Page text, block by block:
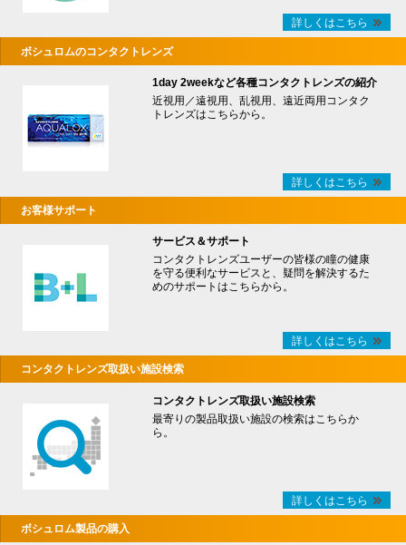
詳しくはこちら
ボシュロムのコンタクトレンズ
1day 2weekなど各種コンタクトレンズの紹介
近視用／遠視用、乱視用、遠近両用コンタク
トレンズはこちらから。
詳しくはこちら
お客様サポート
サービス＆サポート
コンタクトレンズユーザーの皆様の瞳の健康
を守る便利なサービスと、疑問を解決するた
めのサポートはこちらから。
詳しくはこちら
コンタクトレンズ取扱い施設検索
コンタクトレンズ取扱い施設検索
最寄りの製品取扱い施設の検索はこちらか
ら。
詳しくはこちら
ボシュロム製品の購入